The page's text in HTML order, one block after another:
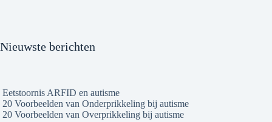
Nieuwste berichten
Eetstoornis ARFID en autisme
20 Voorbeelden van Onderprikkeling bij autisme
20 Voorbeelden van Overprikkeling bij autisme